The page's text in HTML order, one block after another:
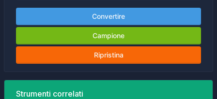
Convertire
Campione
Ripristina
Strumenti correlati